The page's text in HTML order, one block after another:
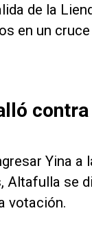
de la
en un
Yina
Altafulla se
votación.